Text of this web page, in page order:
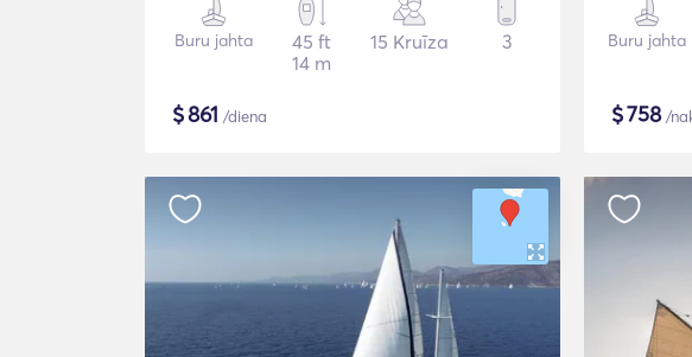
Buru jahta
45 ft
14 m
15 Kruīza 3
$861 /diena
Buru jahta
$758/